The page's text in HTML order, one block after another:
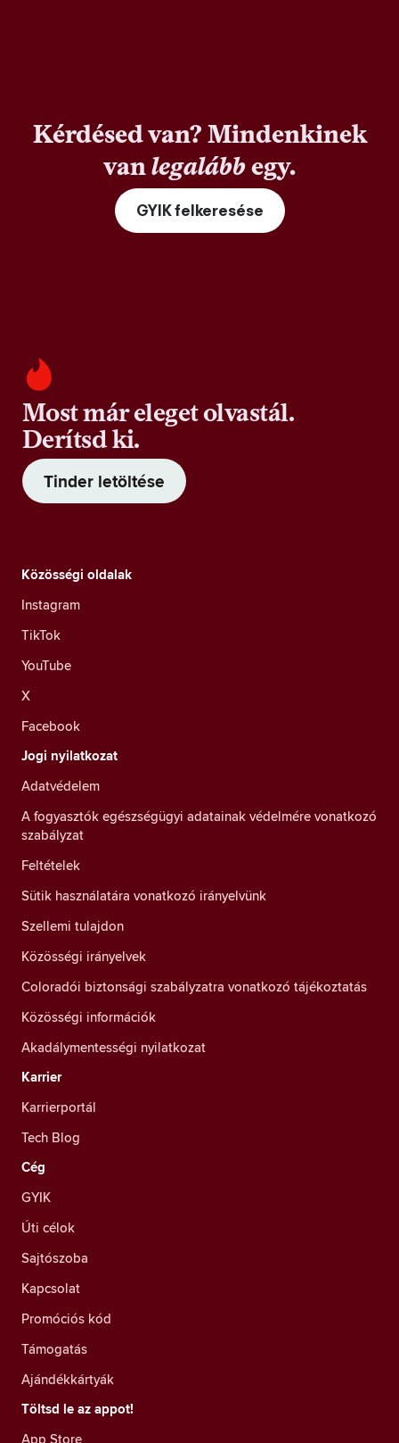
Kérdésed van? Mindenkinek
vanlegalábbegy.
GYIK felkeresése
Most már eleget olvastál.
Derítsd ki.
Tinder letöltése
Közösségi oldalak
Instagram
TikTok
YouTube
X
Facebook
Jogi nyilatkozat
Adatvédelem
A fogyasztók egészségügyi adatainak védelmére vonatkozó
szabályzat
Feltételek
Sütik használatára vonatkozó irányelvünk
Szellemi tulajdon
Közösségi irányelvek
Coloradói biztonsági szabályzatra vonatkozó tájékoztatás
Közösségi információk
Akadálymentességi nyilatkozat
Karrier
Karrierportál
Tech Blog
Cég
GYIK
Úti célok
Sajtószoba
Kapcsolat
Promóciós kód
Támogatás
Ajándékkártyák
Töltsd le az appot!
App Store